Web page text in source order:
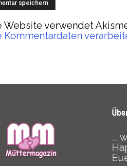
Website verwendet
Kommentardaten
...